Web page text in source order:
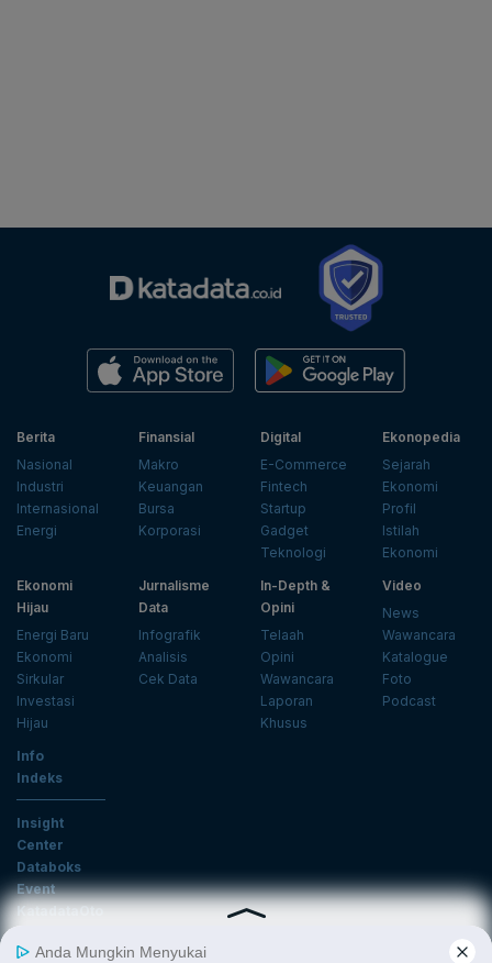
Berita
Nasional
Industri
Internasional
Energi
Finansial
Makro
Keuangan
Bursa
Korporasi
Digital
E-Commerce
Fintech
Startup
Gadget
Teknologi
Ekonopedia
Sejarah
Ekonomi
Profil
Istilah
Ekonomi
Ekonomi
Hijau
Energi Baru
Ekonomi
Sirkular
Investasi
Hijau
Jurnalisme
Data
Infografik
Analisis
Cek Data
In-Depth &
Opini
Telaah
Opini
Wawancara
Laporan
Khusus
Video
News
Wawancara
Katalogue
Foto
Podcast
Info
Indeks
Insight
Center
Databoks
Event
KatadataOto